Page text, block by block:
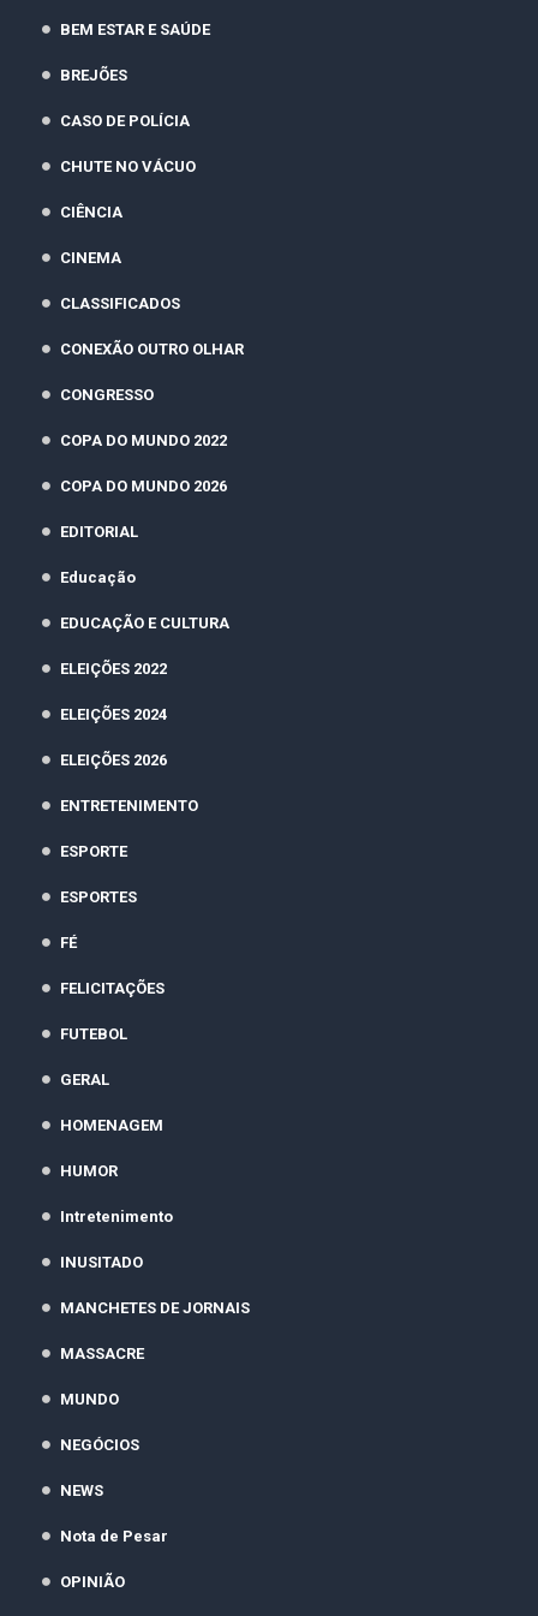
BEM ESTAR E SAÚDE
BREJÕES
CASO DE POLÍCIA
CHUTE NO VÁCUO
CIÊNCIA
CINEMA
CLASSIFICADOS
CONEXÃO OUTRO OLHAR
CONGRESSO
COPA DO MUNDO 2022
COPA DO MUNDO 2026
EDITORIAL
Educação
EDUCAÇÃO E CULTURA
ELEIÇÕES 2022
ELEIÇÕES 2024
ELEIÇÕES 2026
ENTRETENIMENTO
ESPORTE
ESPORTES
FÉ
FELICITAÇÕES
FUTEBOL
GERAL
HOMENAGEM
HUMOR
Intretenimento
INUSITADO
MANCHETES DE JORNAIS
MASSACRE
MUNDO
NEGÓCIOS
NEWS
Nota de Pesar
OPINIÃO